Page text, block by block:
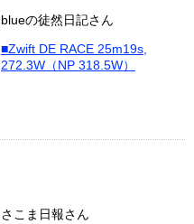
blueの徒然日記さん
■Zwift DE RACE 25m19s,
272.3W（NP 318.5W）
さこま日報さん